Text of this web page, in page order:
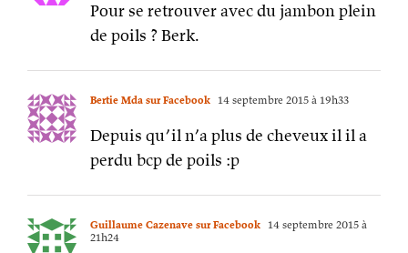
Pour se retrouver avec du jambon plein
de poils ? Berk.
Bertie Mda sur Facebook 14 septembre 2015 à 19h33
Depuis qu’il n’a plus de cheveux il il a
perdu bcp de poils :p
Guillaume Cazenave sur Facebook 14 septembre 2015 à
21h24